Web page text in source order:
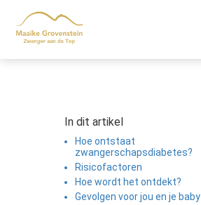
In dit artikel
Hoe ontstaat
zwangerschapsdiabetes?
Risicofactoren
Hoe wordt het ontdekt?
Gevolgen voor jou en je baby
anoniem
te
over
gedrag van een
bezoekers te